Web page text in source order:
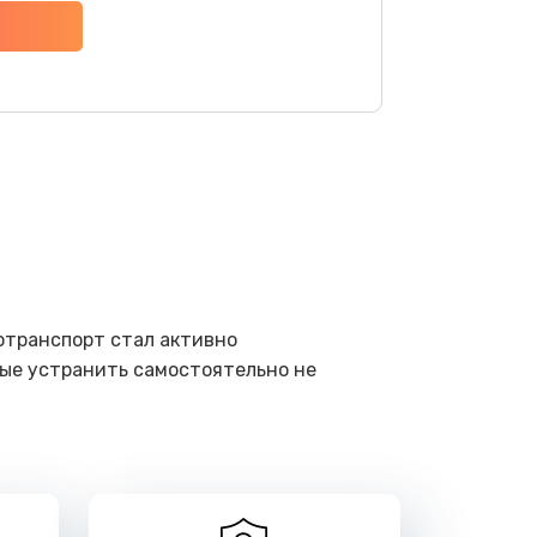
стал активно
устранить самостоятельно не